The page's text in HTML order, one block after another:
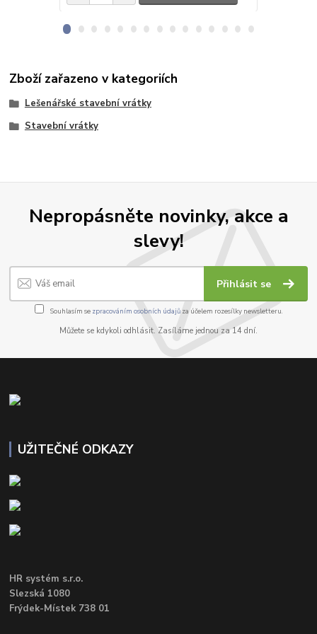
Zboží zařazeno v kategoriích
Lešenářské stavební vrátky
Stavební vrátky
Nepropásněte novinky, akce a
slevy!
Přihlásit se
Souhlasím se zpracováním osobních údajůza účelem rozesílky newsletteru.
Můžete se kdykoli odhlásit. Zasíláme jednou za 14 dní.
UŽITEČNÉ ODKAZY
HR systém s.r.o.
Slezská 1080
Frýdek-Místek 738 01